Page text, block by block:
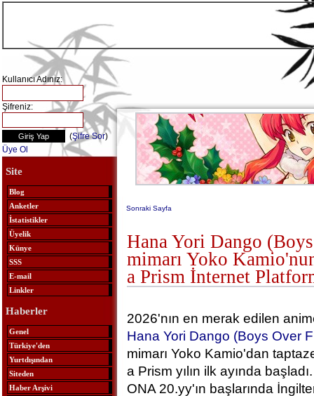
Kullanıcı Adınız:
Şifreniz:
(Şifre Sor)
Üye Ol
Site
Blog
Anketler
İstatistikler
Üyelik
Künye
SSS
E-mail
Linkler
Haberler
Genel
Türkiye'den
Yurtdışından
Siteden
Haber Arşivi
Sonraki Sayfa
Hana Yori Dango
mimarı Yoko
a Prism İnternet
2026'nın en merak edilen
Hana Yori Dango (Boys Over
mimarı Yoko Kamio'dan
a Prism yılın ilk ayında
ONA 20.yy'ın başlarında